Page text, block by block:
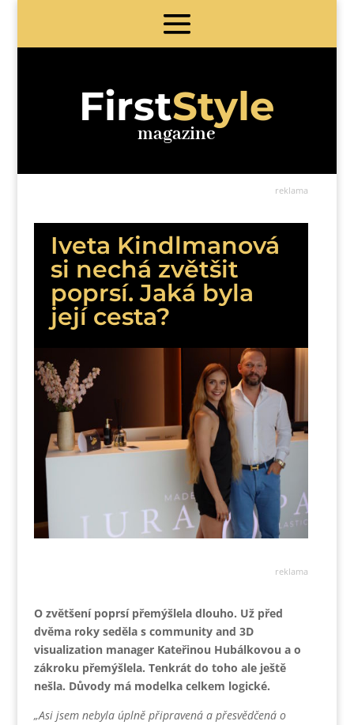
FirstStyle
magazine
reklama
Iveta Kindlmanová
si nechá zvětšit
poprsí. Jaká byla
její cesta?
reklama
O zvětšení poprsí přemýšlela dlouho. Už před
dvěma roky seděla s community and 3D
visualization manager Kateřinou Hubálkovou a o
zákroku přemýšlela. Tenkrát do toho ale ještě
nešla. Důvody má modelka celkem logické.
„Asi jsem nebyla úplně připravená a přesvědčená o